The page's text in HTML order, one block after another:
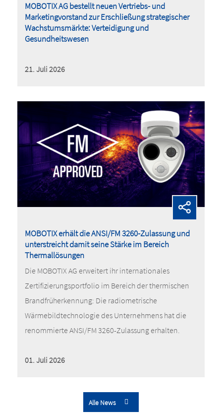
MOBOTIX AG bestellt neuen Vertriebs- und
Marketingvorstand zur Erschließung strategischer
Wachstumsmärkte: Verteidigung und
Gesundheitswesen
21. Juli 2026
MOBOTIX erhält die ANSI/FM 3260-Zulassung und
unterstreicht damit seine Stärke im Bereich
Thermallösungen
Die MOBOTIX AG erweitert ihr internationales
Zertifizierungsportfolio im Bereich der thermischen
Brandfrüherkennung: Die radiometrische
Wärmebildtechnologie des Unternehmens hat die
renommierte ANSI/FM 3260-Zulassung erhalten.
01. Juli 2026
Alle News